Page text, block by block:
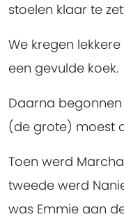
stoelen klaar te
We kregen
een gevulde koek.
Daarna
(de grote) moest
Toen werd
tweede werd
was Emmie aan